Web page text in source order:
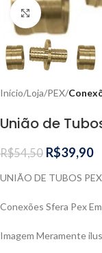
Clique para
Início Loja PEX
União de
R$54,50 R$39,90
UNIÃO DE TUBOS
Conexões Sfera Pex
Imagem Meramente